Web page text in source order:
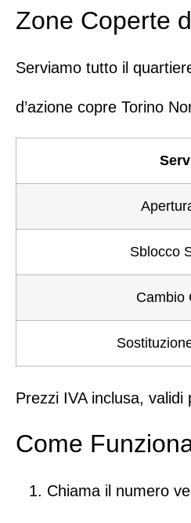
Zone Coperte
Serviamo tutto il
d’azione copre Torino
Sblocco
Cambio
Prezzi IVA inclusa,
Come
Chiama il numero